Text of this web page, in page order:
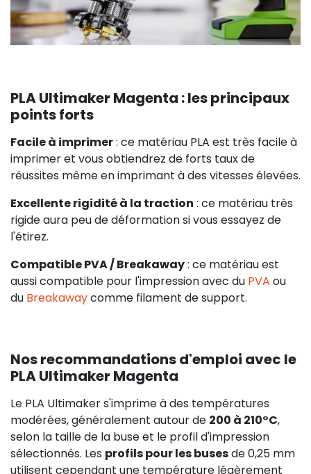
PLA Ultimaker Magenta : les principaux
points forts
Facile à imprimer: ce matériau PLA est très facile à
imprimer et vous obtiendrez de forts taux de
réussites même en imprimant à des vitesses élevées.
Excellente rigidité à la traction : ce matériau très
rigide aura peu de déformation si vous essayez de
l'étirez.
Compatible PVA / Breakaway: ce matériau est
aussi compatible pour l'impression avec du PVA ou
du Breakawaycomme filament de support.
Nos recommandations d'emploi avec le
PLA Ultimaker Magenta
Le PLA Ultimaker s'imprime à des températures
modérées, généralement autour de 200 à 210°C,
selon la taille de la buse et le profil d'impression
sélectionnés. Les profils pour les busesde 0,25 mm
utilisent cependant une température légèrement